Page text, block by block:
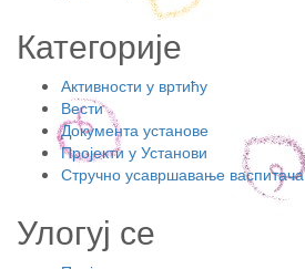
Категорије
Активности у вртићу
Вести
Документа установе
Пројекти у Установи
Стручно усавршавање васпитача
Улогуј се